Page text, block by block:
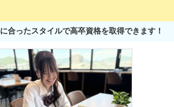
北海道・東北
北陸・甲信越
合ったスタイルで高卒資格を取得できます！